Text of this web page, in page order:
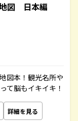
図 日本編
図本！観光名所や
て脳もイキイキ！
詳細を見る